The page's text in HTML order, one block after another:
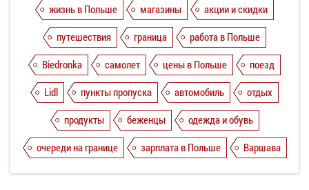
жизнь в Польше магазины
акции и скидки
путешествия
граница
работа в Польше
Biedronka
самолет цены в Польше
поезд
Lidl
пункты пропуска автомобиль
отдых
продукты
беженцы
одежда и обувь
очереди на границе
зарплата в Польше Варшава